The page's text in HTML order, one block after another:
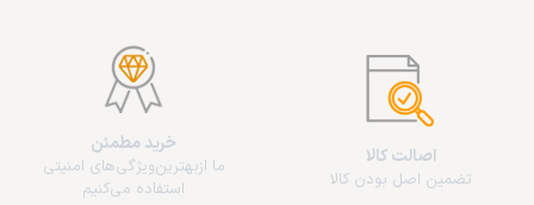
اصالت کالا
تضمین اصل بودن کالا
خرید مطمئن
ما از‌بهترین‌ویژگی‌های امنیتی
استفاده می‌کنیم